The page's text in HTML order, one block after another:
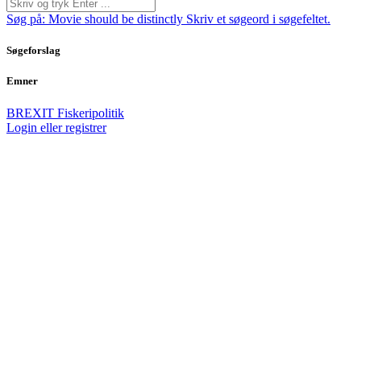
Søg på: Movie should be distinctly Skriv et søgeord i søgefeltet.
Søgeforslag
Emner
BREXIT Fiskeripolitik
Login eller registrer